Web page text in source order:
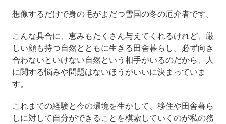
想像するだけで身の毛がよだつ雪国の冬の厄介者です。
こんな具合に、恵みもたくさん与えてくれるけれど、厳
しい顔も持つ自然とともに生きる田舎暮らし。必ず向き
合わないといけない自然という相手がいるのだから、人
に関する悩みや問題はないほうがいいに決まっていま
す。
これまでの経験と今の環境を生かして、移住や田舎暮ら
しに対して自分ができることを模索していくのが私の務